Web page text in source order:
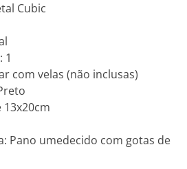
Cubic
1
com velas (não inclusas)
13x20cm
Pano umedecido com gotas de